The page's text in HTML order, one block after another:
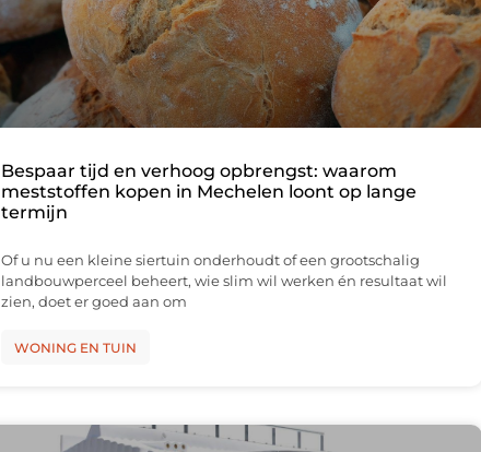
Bespaar tijd en verhoog opbrengst: waarom
meststoffen kopen in Mechelen loont op lange
termijn
Of u nu een kleine siertuin onderhoudt of een grootschalig
landbouwperceel beheert, wie slim wil werken én resultaat wil
zien, doet er goed aan om
WONING EN TUIN